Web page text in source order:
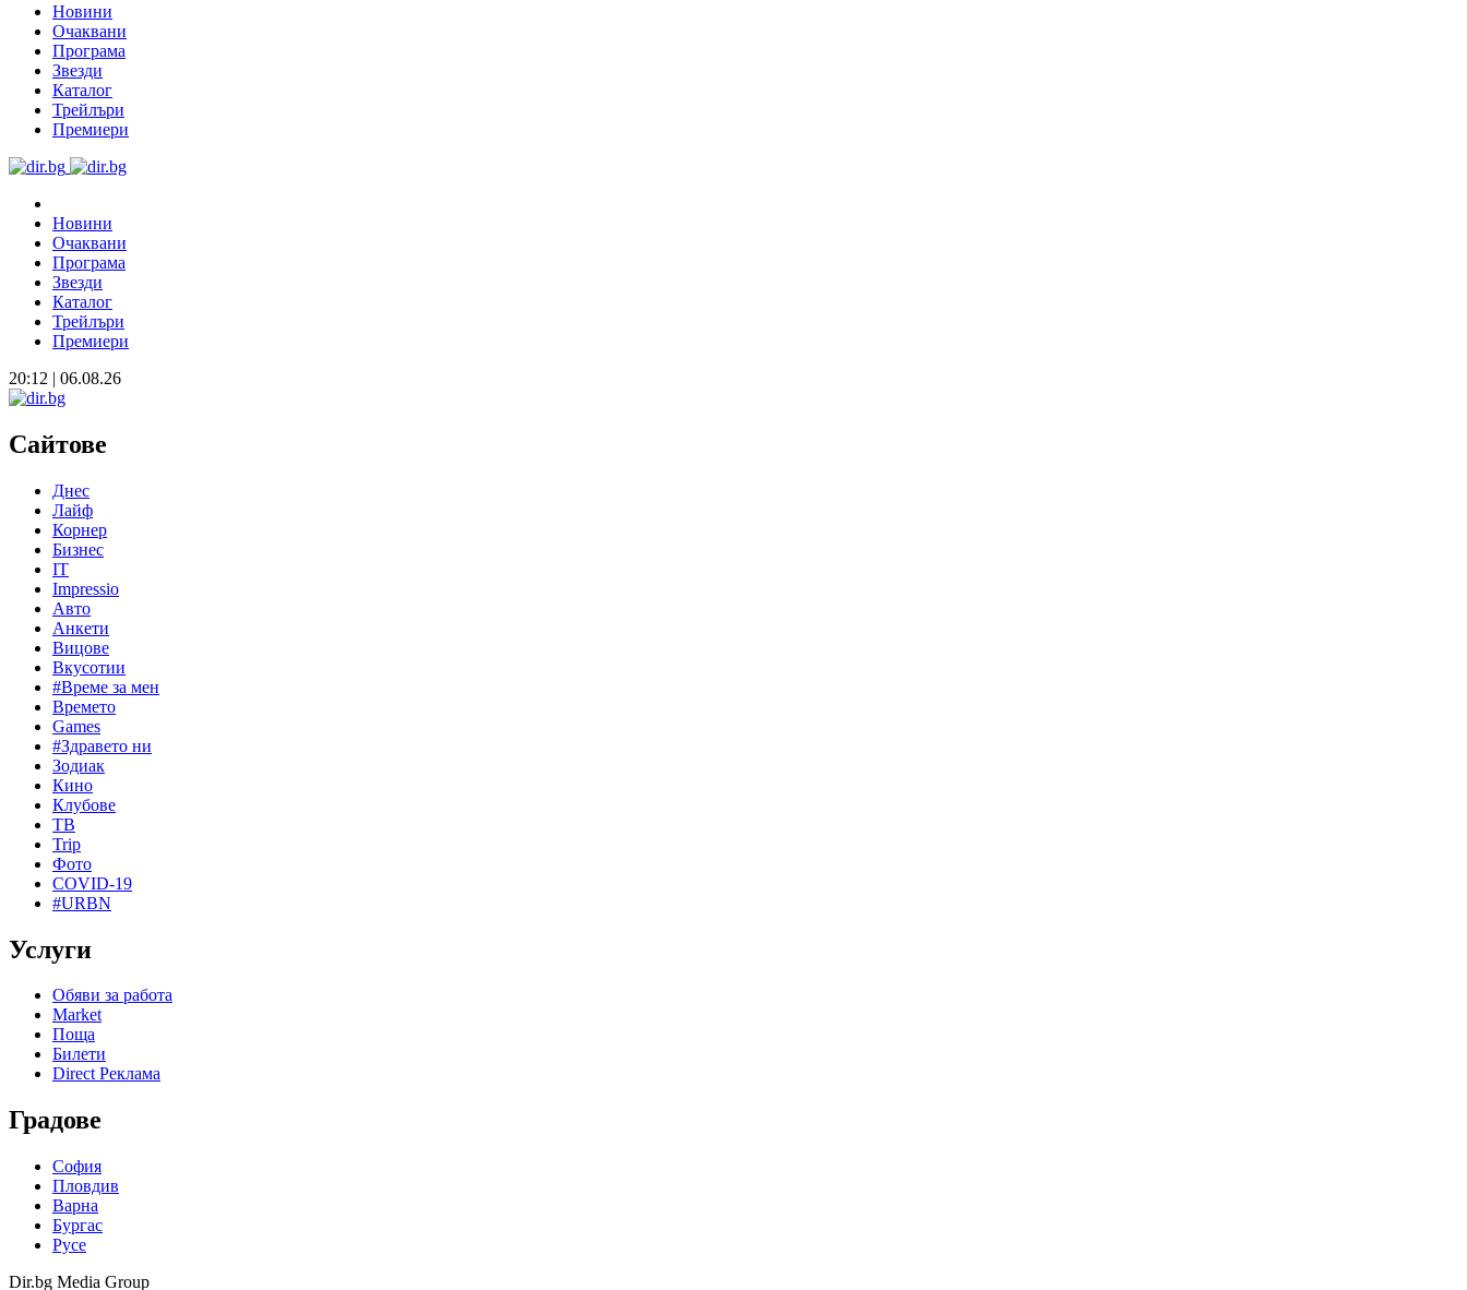
Новини
Очаквани
Програма
Звезди
Каталог
Трейлъри
Премиери
Новини
Очаквани
Програма
Звезди
Каталог
Трейлъри
Премиери
20:12 | 06.08.26
Сайтове
Днес
Лайф
Корнер
Бизнес
IT
Impressio
Авто
Анкети
Вицове
Вкусотии
#Време за мен
Времето
Games
#Здравето ни
Зодиак
Кино
Клубове
ТВ
Trip
Фото
COVID-19
#URBN
Услуги
Обяви за работа
Market
Поща
Билети
Direct Реклама
Градове
София
Пловдив
Варна
Бургас
Русе
Dir.bg Media Group